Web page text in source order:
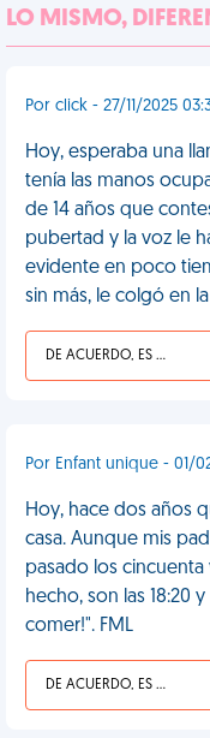
LO MISMO,
Por click - 27/11/2025
Hoy, esperaba una
tenía las manos
de 14 años que
pubertad y la voz le
evidente en poco
sin más, le colgó en la
DE ACUERDO, ES UNA VIDA HP
Por Enfant unique - 01/
Hoy, hace dos años
casa. Aunque mis
pasado los
hecho, son las 18:20
comer!". FML
DE ACUERDO, ES UNA VIDA HP